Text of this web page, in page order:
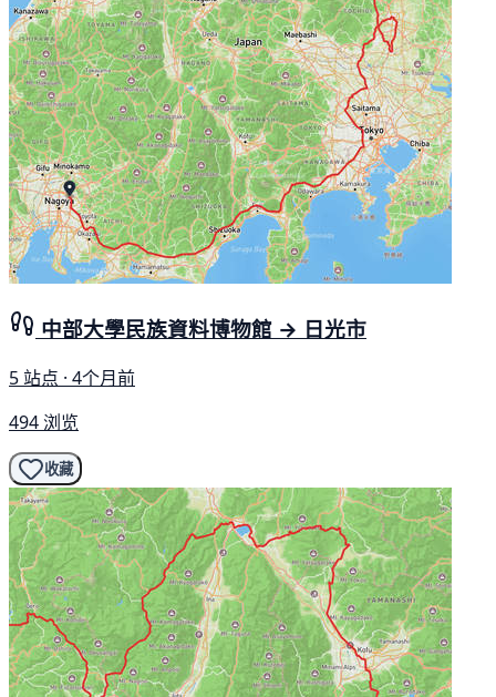
中部大學民族資料博物館 → 日光市
5 站点 · 4个月前
494 浏览
收藏